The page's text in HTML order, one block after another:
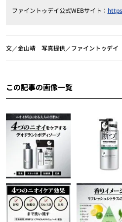
ファイントゥデイ公式WEBサイト：
文／金山靖 写真提供／ファイントゥデイ
この記事の画像一覧